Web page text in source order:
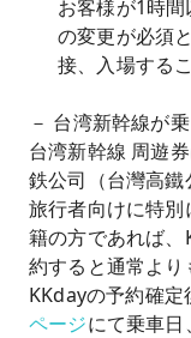
お客様が1時
の変更が必須
接、入場する
－ 台湾新幹線が
台湾新幹線 周遊
鉄公司（台灣高
旅行者向けに特
籍の方であれば
約すると通常より
KKdayの予約確定
ページにて乗車